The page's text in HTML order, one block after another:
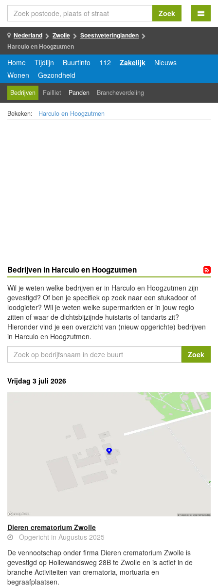
Zoek
Nederland Zwolle
Soestweteringlanden
Harculo en Hoogzutmen
Home Tijdlijn Buurtinfo 112 Zakelijk
Nieuws
Wonen
Gezondheid
Bedrijven Failliet Panden Brancheverdeling
Bekeken: Harculo en Hoogzutmen
Bedrijven in Harculo en Hoogzutmen
Wil je weten welke bedrijven er in Harculo en Hoogzutmen zijn
gevestigd? Of ben je specifiek op zoek naar een stukadoor of
loodgieter? Wil je weten welke supermarkten er in jouw regio
zitten of waar de dichtsbijzijnde huistarts of tandarts zit?
Hieronder vind je een overzicht van (nieuw opgerichte) bedrijven
in Harculo en Hoogzutmen.
Vrijdag 3 juli 2026
Dieren crematorium Zwolle
Opgericht in Augustus 2025
De vennootschap onder firma Dieren crematorium Zwolle is
gevestigd op Hollewandsweg 28B te Zwolle en is actief in de
branche Activiteiten van crematoria, mortuaria en
begraafplaatsen.